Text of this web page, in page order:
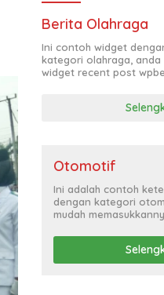
Berita Olahraga
Ini contoh widget
kategori olahraga,
widget recent post
Otomotif
Ini adalah contoh
dengan kategori
mudah